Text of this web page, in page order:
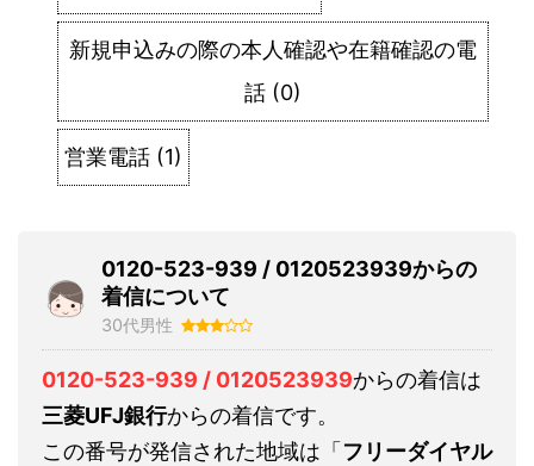
新規申込みの際の本人確認や在籍確認の電
話 (0)
営業電話 (1)
0120-523-939 / 0120523939からの
着信について
30代男性
0120-523-939 / 0120523939からの着信は
三菱UFJ銀行からの着信です。
この番号が発信された地域は「 フリーダイヤル